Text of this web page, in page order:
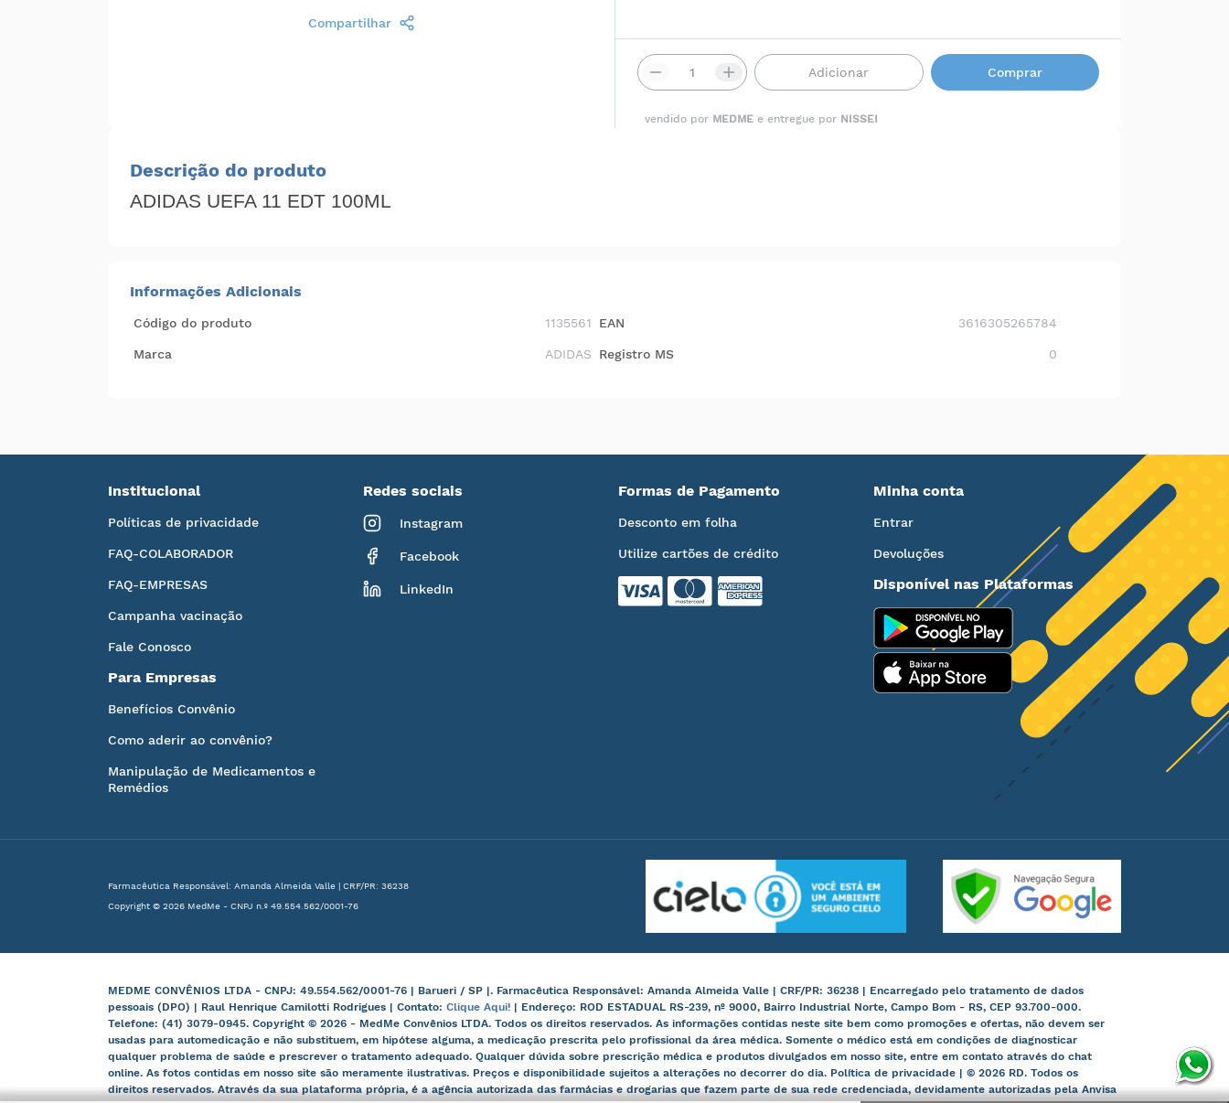
Compartilhar
Adicionar Comprar
vendido por MEDME e entregue por NISSEI
Descrição do produto
ADIDAS UEFA 11 EDT 100ML
Informações Adicionais
Código do produto 1135561 EAN 3616305265784
Marca ADIDAS Registro MS 0
Institucional
Políticas de privacidade
FAQ-COLABORADOR
FAQ-EMPRESAS
Campanha vacinação
Fale Conosco
Para Empresas
Benefícios Convênio
Como aderir ao convênio?
Manipulação de Medicamentos e
Remédios
Redes sociais
Instagram
Facebook
LinkedIn
Formas de Pagamento
Desconto em folha
Utilize cartões de crédito
Minha conta
Entrar
Devoluções
Disponível nas Plataformas
Farmacêutica Responsável: Amanda Almeida Valle | CRF/PR: 36238
Copyright © 2026 MedMe - CNPJ n.º 49.554.562/0001-76
MEDME CONVÊNIOS LTDA - CNPJ: 49.554.562/0001-76 | Barueri / SP |. Farmacêutica Responsável: Amanda Almeida Valle | CRF/PR: 36238 | Encarregado pelo tratamento de dados
pessoais (DPO) | Raul Henrique Camilotti Rodrigues | Contato: Clique Aqui! | Endereço: ROD ESTADUAL RS-239, nº 9000, Bairro Industrial Norte, Campo Bom - RS, CEP 93.700-000.
Telefone: (41) 3079-0945. Copyright © 2026 - MedMe Convênios LTDA. Todos os direitos reservados. As informações contidas neste site bem como promoções e ofertas, não devem ser
usadas para automedicação e não substituem, em hipótese alguma, a medicação prescrita pelo profissional da área médica. Somente o médico está em condições de diagnosticar
qualquer problema de saúde e prescrever o tratamento adequado. Qualquer dúvida sobre prescrição médica e produtos divulgados em nosso site, entre em contato através do chat
online. As fotos contidas em nosso site são meramente ilustrativas. Preços e disponibilidade sujeitos a alterações no decorrer do dia. Política de privacidade | © 2026 RD. Todos os
direitos reservados. Através da sua plataforma própria, é a agência autorizada das farmácias e drogarias que fazem parte de sua rede credenciada, devidamente autorizadas pela Anvisa